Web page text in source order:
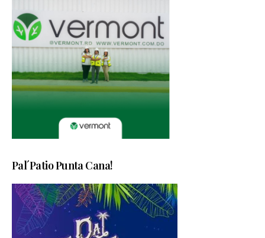
Pal´Patio Punta Cana!